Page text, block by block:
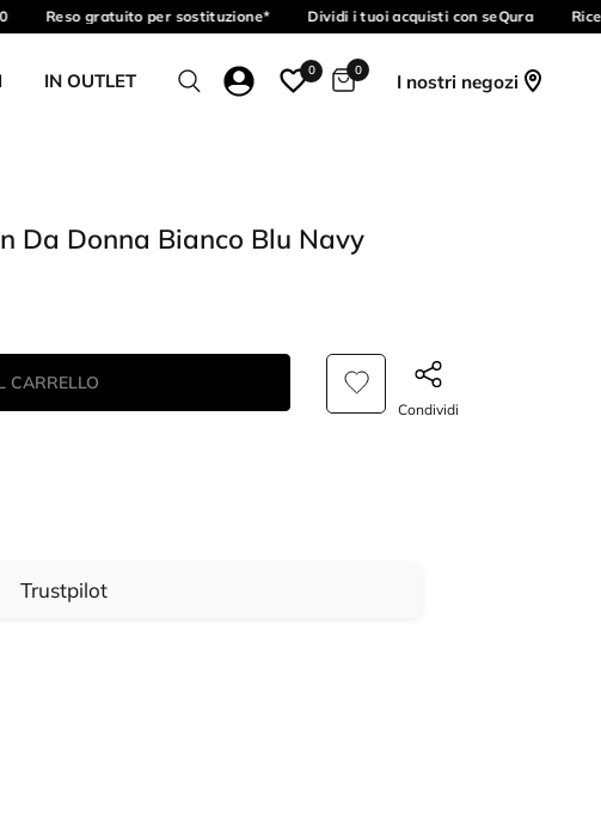
Reso gratuito per sostituzione* Dividi i tuoi acquisti con seQura
IN OUTLET 0 0
I nostri negozi
Da Donna Bianco Blu Navy
CARRELLO
Condividi
Trustpilot